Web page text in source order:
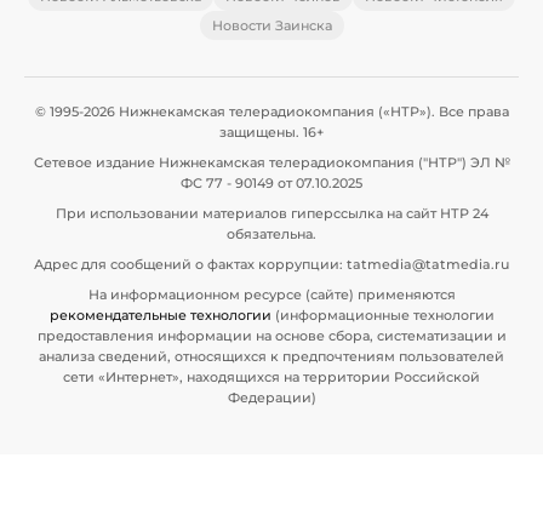
Новости Заинска
© 1995-2026 Нижнекамская телерадиокомпания («НТР»). Все права
защищены. 16+
Сетевое издание Нижнекамская телерадиокомпания ("НТР") ЭЛ №
ФС 77 - 90149 от 07.10.2025
При использовании материалов гиперссылка на сайт НТР 24
обязательна.
Адрес для сообщений о фактах коррупции: tatmedia@tatmedia.ru
На информационном ресурсе (сайте) применяются
рекомендательные технологии (информационные технологии
предоставления информации на основе сбора, систематизации и
анализа сведений, относящихся к предпочтениям пользователей
сети «Интернет», находящихся на территории Российской
Федерации)